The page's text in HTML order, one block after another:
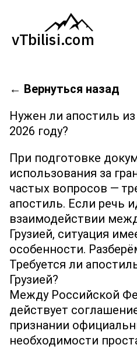
← Вернуться назад
Нужен ли апостиль
2026 году?
При подготовке
использования за
частых вопросов —
апостиль. Если речь
взаимодействии
Грузией, ситуация
особенности.
Требуется ли
Грузией?
Между Российской
действует
признании
необходимости